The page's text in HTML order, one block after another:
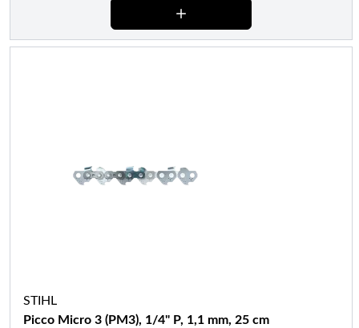
STIHL
Picco Micro 3 (PM3), 1/4" P, 1,1 mm, 25 cm